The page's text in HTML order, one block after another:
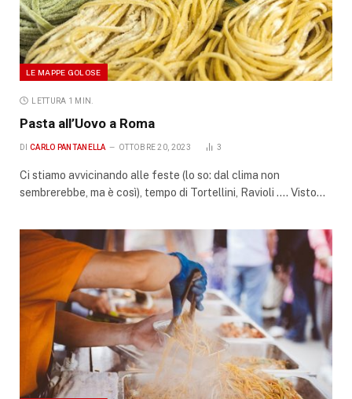
LE MAPPE GOLOSE
LETTURA 1 MIN.
Pasta all’Uovo a Roma
DI CARLO PANTANELLA OTTOBRE 20, 2023 3
Ci stiamo avvicinando alle feste (lo so: dal clima non
sembrerebbe, ma è così), tempo di Tortellini, Ravioli …. Visto…